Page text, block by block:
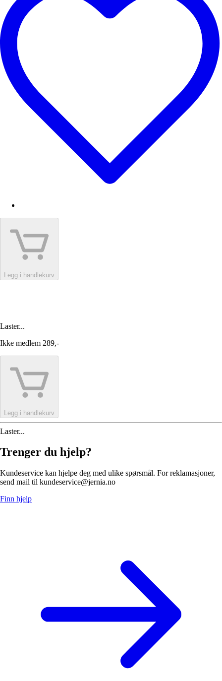
Legg i handlekurv
Laster...
Ikke medlem 289,-
Legg i handlekurv
Laster...
Trenger du hjelp?
Kundeservice kan hjelpe deg med ulike spørsmål. For reklamasjoner,
send mail til kundeservice@jernia.no
Finn hjelp